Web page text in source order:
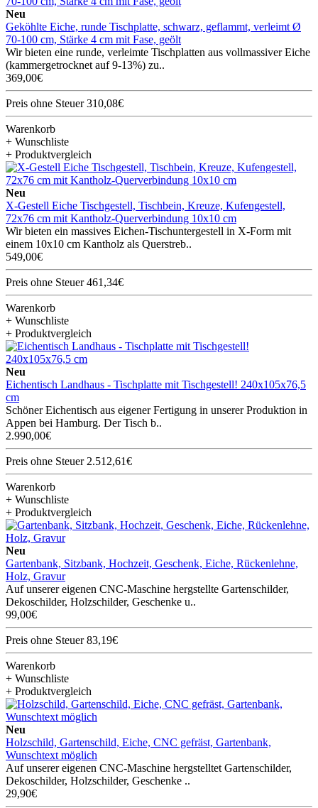
Neu
Geköhlte Eiche, runde Tischplatte, schwarz, geflammt, verleimt Ø
70-100 cm, Stärke 4 cm mit Fase, geölt
Wir bieten eine runde, verleimte Tischplatten aus vollmassiver Eiche
(kammergetrocknet auf 9-13%) zu..
369,00€
Preis ohne Steuer 310,08€
Warenkorb
+ Wunschliste
+ Produktvergleich
Neu
X-Gestell Eiche Tischgestell, Tischbein, Kreuze, Kufengestell,
72x76 cm mit Kantholz-Querverbindung 10x10 cm
Wir bieten ein massives Eichen-Tischuntergestell in X-Form mit
einem 10x10 cm Kantholz als Querstreb..
549,00€
Preis ohne Steuer 461,34€
Warenkorb
+ Wunschliste
+ Produktvergleich
Neu
Eichentisch Landhaus - Tischplatte mit Tischgestell! 240x105x76,5
cm
Schöner Eichentisch aus eigener Fertigung in unserer Produktion in
Appen bei Hamburg. Der Tisch b..
2.990,00€
Preis ohne Steuer 2.512,61€
Warenkorb
+ Wunschliste
+ Produktvergleich
Neu
Gartenbank, Sitzbank, Hochzeit, Geschenk, Eiche, Rückenlehne,
Holz, Gravur
Auf unserer eigenen CNC-Maschine hergstellte Gartenschilder,
Dekoschilder, Holzschilder, Geschenke u..
99,00€
Preis ohne Steuer 83,19€
Warenkorb
+ Wunschliste
+ Produktvergleich
Neu
Holzschild, Gartenschild, Eiche, CNC gefräst, Gartenbank,
Wunschtext möglich
Auf unserer eigenen CNC-Maschine hergstelltet Gartenschilder,
Dekoschilder, Holzschilder, Geschenke ..
29,90€